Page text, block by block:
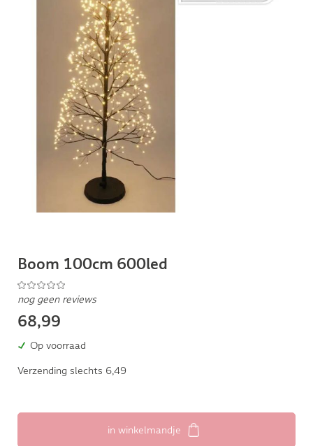
Boom 100cm 600led
nog geen reviews
68,99
Op voorraad
Verzending slechts 6,49
in winkelmandje